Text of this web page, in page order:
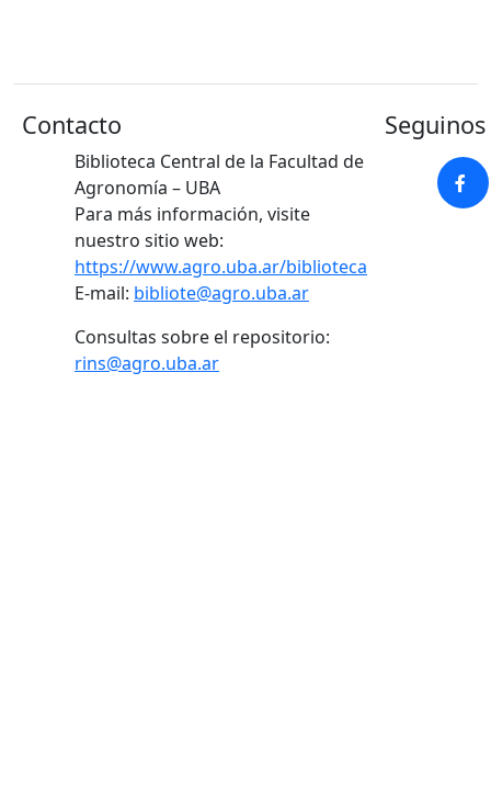
Contacto
Biblioteca Central de la Facultad de
Agronomía – UBA
Para más información, visite
nuestro sitio web:
https://www.agro.uba.ar/biblioteca
E-mail: bibliote@agro.uba.ar
Consultas sobre el repositorio:
rins@agro.uba.ar